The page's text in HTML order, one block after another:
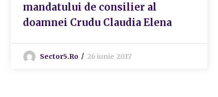
mandatului de consilier al
doamnei Crudu Claudia Elena
Sector5.ro 26 iunie 2017